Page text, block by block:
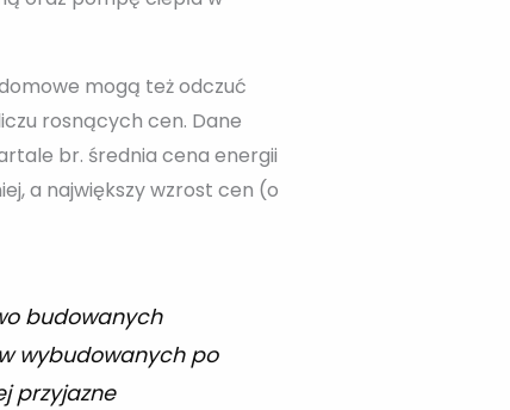
mogą też odczuć
rosnących cen. Dane
br. średnia cena energii
a największy wzrost cen (o
budowanych
wybudowanych po
przyjazne